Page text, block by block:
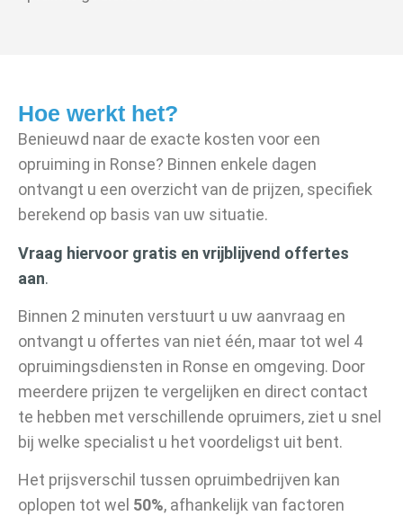
Hoe werkt het?
Benieuwd naar de exacte kosten voor een
opruiming in Ronse? Binnen enkele dagen
ontvangt u een overzicht van de prijzen, specifiek
berekend op basis van uw situatie.
Vraag hiervoor gratis en vrijblijvend offertes
aan.
Binnen 2 minuten verstuurt u uw aanvraag en
ontvangt u offertes van niet één, maar tot wel 4
opruimingsdiensten in Ronse en omgeving. Door
meerdere prijzen te vergelijken en direct contact
te hebben met verschillende opruimers, ziet u snel
bij welke specialist u het voordeligst uit bent.
Het prijsverschil tussen opruimbedrijven kan
oplopen tot wel 50%, afhankelijk van factoren